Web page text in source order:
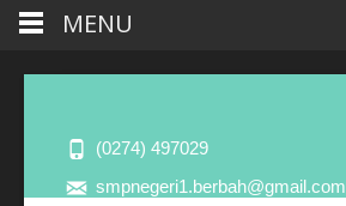
(0274) 497029
smpnegeri1.berbah@gmail.com
MENU